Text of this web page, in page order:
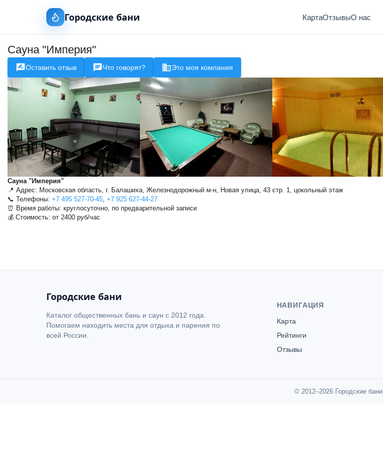
Городские бани КартаОтзывыО нас
Сауна "Империя"
Оставить отзыв Что говорят? Это моя компания
Сауна "Империя"
📍 Адрес: Московская область, г. Балашиха, Железнодорожный м-н, Новая улица, 43 стр. 1, цокольный этаж
📞 Телефоны: +7 495 527-70-45, +7 925 627-44-27
⏰ Время работы: круглосуточно, по предварительной записи
💰 Стоимость: от 2400 руб/час
Городские бани
Каталог общественных бань и саун с 2012 года.
Помогаем находить места для отдыха и парения по
всей России.
НАВИГАЦИЯ
Карта
Рейтинги
Отзывы
© 2012–2026 Городские бани